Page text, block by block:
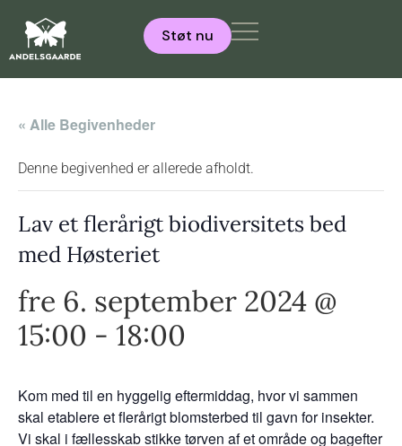
Støt nu
« Alle Begivenheder
Denne begivenhed er allerede afholdt.
Lav et flerårigt biodiversitets bed
med Høsteriet
fre 6. september 2024 @
15:00 - 18:00
Kom med til en hyggelig eftermiddag, hvor vi sammen
skal etablere et flerårigt blomsterbed til gavn for insekter.
Vi skal i fællesskab stikke tørven af et område og bagefter